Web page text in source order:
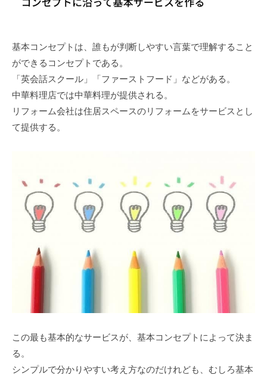
基本コンセプトは、誰もが判断しやすい言葉で理解すること
ができるコンセプトである。
「英会話スクール」「ファーストフード」などがある。
中華料理店では中華料理が提供される。
リフォーム会社は住居スペースのリフォームをサービスとし
て提供する。
この最も基本的なサービスが、基本コンセプトによって決ま
る。
シンプルで分かりやすい考え方なのだけれども、むしろ基本